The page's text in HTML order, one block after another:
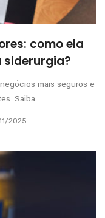
como ela
siderurgia?
mais seguros e
Saiba ...
2025